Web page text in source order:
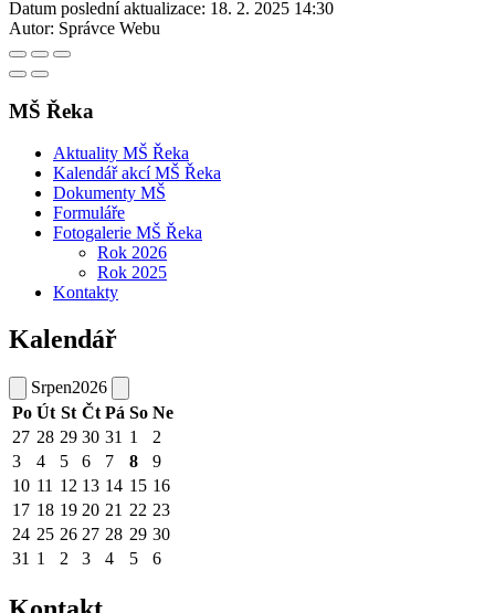
Datum poslední aktualizace: 18. 2. 2025 14:30
Autor: Správce Webu
MŠ Řeka
Aktuality MŠ Řeka
Kalendář akcí MŠ Řeka
Dokumenty MŠ
Formuláře
Fotogalerie MŠ Řeka
Rok 2026
Rok 2025
Kontakty
Kalendář
Srpen2026
Po Út St Čt Pá So Ne
27 28 29 30 31 1
2
3
4 5 6 7 8
9
10 11 12 13 14 15 16
17 18 19 20 21 22 23
24 25 26 27 28 29 30
31 1 2 3 4 5 6